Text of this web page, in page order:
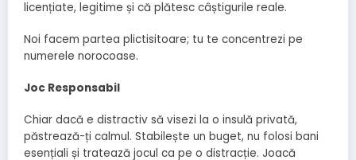
licențiate, legitime și că plătesc câștigurile reale.
Noi facem partea plictisitoare; tu te concentrezi pe
numerele norocoase.
Joc Responsabil
Chiar dacă e distractiv să visezi la o insulă privată,
păstrează-ți calmul. Stabilește un buget, nu folosi bani
esențiali și tratează jocul ca pe o distracție. Joacă